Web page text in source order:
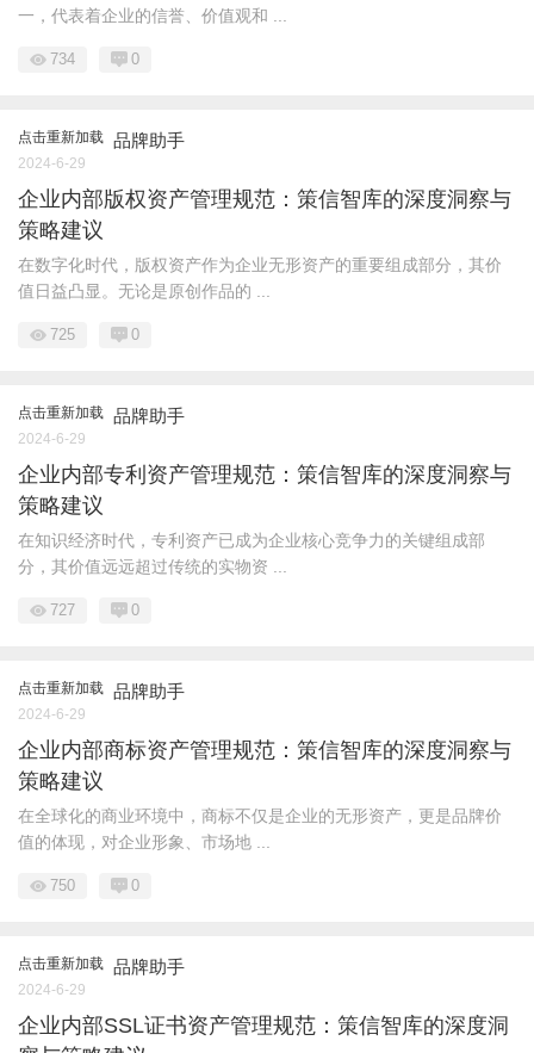
一，代表着企业的信誉、价值观和 ...
734 0
点击重新加载 品牌助手
2024-6-29
企业内部版权资产管理规范：策信智库的深度洞察与
策略建议
在数字化时代，版权资产作为企业无形资产的重要组成部分，其价
值日益凸显。无论是原创作品的 ...
725 0
点击重新加载 品牌助手
2024-6-29
企业内部专利资产管理规范：策信智库的深度洞察与
策略建议
在知识经济时代，专利资产已成为企业核心竞争力的关键组成部
分，其价值远远超过传统的实物资 ...
727 0
点击重新加载 品牌助手
2024-6-29
企业内部商标资产管理规范：策信智库的深度洞察与
策略建议
在全球化的商业环境中，商标不仅是企业的无形资产，更是品牌价
值的体现，对企业形象、市场地 ...
750 0
点击重新加载 品牌助手
2024-6-29
企业内部SSL证书资产管理规范：策信智库的深度洞